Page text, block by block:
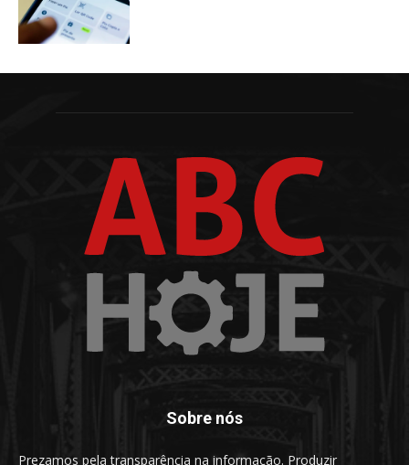
Sobre nós
Prezamos pela transparência na informação. Produzir